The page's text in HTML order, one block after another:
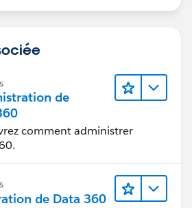
de
comment administrer
de Data 360